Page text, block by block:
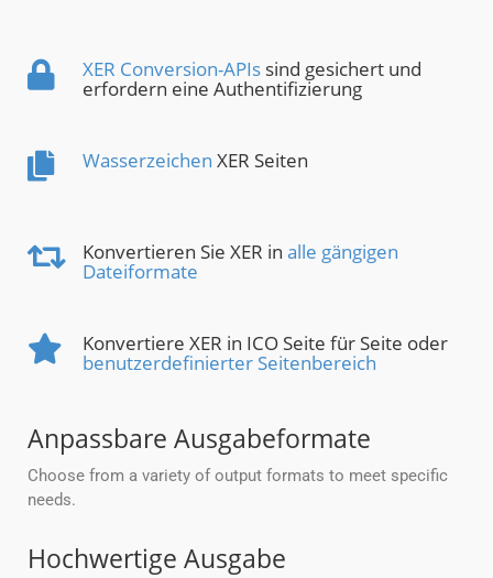
XER Conversion-APIs sind gesichert und
erfordern eine Authentifizierung
Wasserzeichen XER Seiten
Konvertieren Sie XER in alle gängigen
Dateiformate
Konvertiere XER in ICO Seite für Seite oder
benutzerdefinierter Seitenbereich
Anpassbare Ausgabeformate
Choose from a variety of output formats to meet specific
needs.
Hochwertige Ausgabe